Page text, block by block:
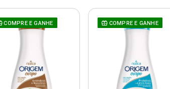
COMPRE E GANHE COMPRE E GANHE